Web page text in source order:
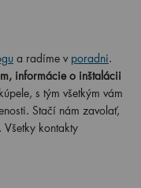
a radíme v poradni.
informácie o inštalácii
s tým všetkým vám
Stačí nám zavolať,
kontakty